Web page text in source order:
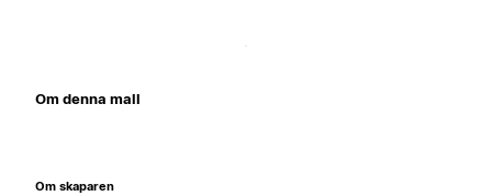
Om denna mall
Om skaparen